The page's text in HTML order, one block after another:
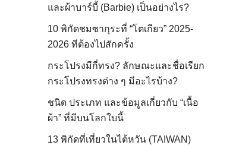
และผ้าบาร์บี้ (Barbie) เป็นอย่างไร?
10 พิกัดชมซากุระที่ “โตเกียว” 2025-
2026 ทีต้องไปสักครั้ง
กระโปรงมีกี่ทรง? ลักษณะและชื่อเรียก
กระโปรงทรงต่าง ๆ มีอะไรบ้าง?
ชนิด ประเภท และข้อมูลเกี่ยวกับ “เนื้อ
ผ้า” ที่มีบนโลกใบนี้
13 พิกัดที่เที่ยวในไต้หวัน (TAIWAN)